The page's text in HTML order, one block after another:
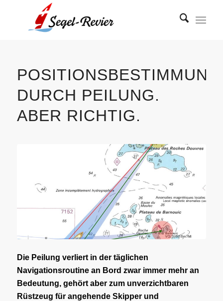
POSITIONSBESTIMMUNG
DURCH PEILUNG.
ABER RICHTIG.
Die Peilung verliert in der täglichen
Navigationsroutine an Bord zwar immer mehr an
Bedeutung, gehört aber zum unverzichtbaren
Rüstzeug für angehende Skipper und